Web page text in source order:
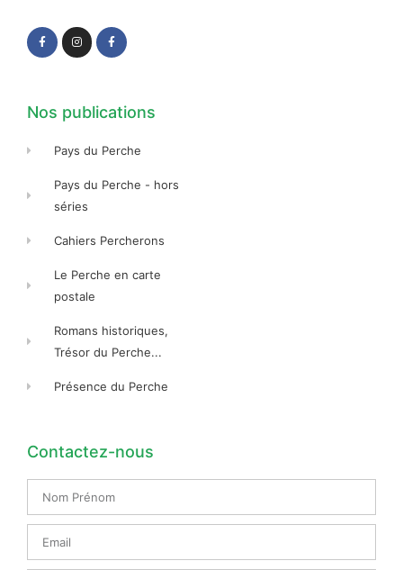
c
e
b
o
s
t
a
g
c
e
b
o
Nos publications
Pays du Perche
Pays du Perche - hors
séries
Cahiers Percherons
Le Perche en carte
postale
Romans historiques,
Trésor du Perche...
Présence du Perche
Contactez-nous
Prénom